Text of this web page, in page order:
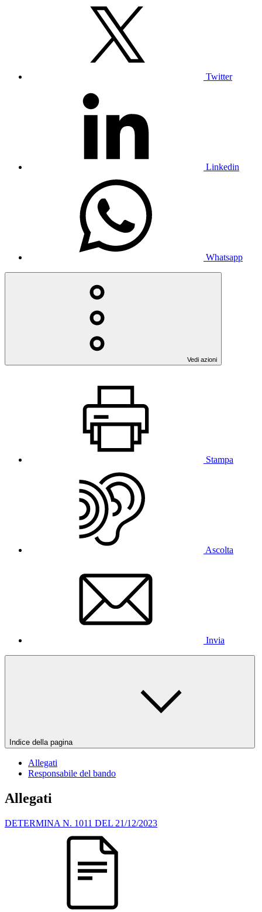
Twitter
Linkedin
Whatsapp
Vedi azioni
Stampa
Ascolta
Invia
Indice della pagina
Allegati
Responsabile del bando
Allegati
DETERMINA N. 1011 DEL 21/12/2023